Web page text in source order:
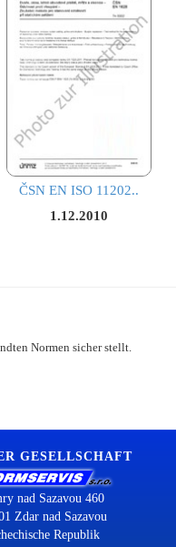
ČSN EN ISO 11202..
1.12.2010
Normen sicher stellt.
GESELLSCHAFT
nad Sazavou 460
Zdar nad Sazavou
Republik